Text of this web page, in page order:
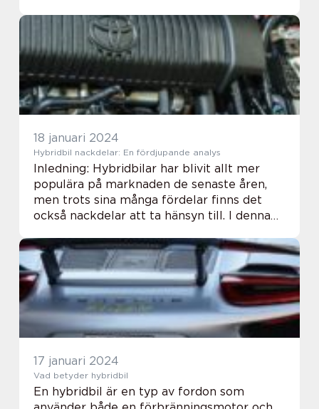
driver en elmotor. Detta kombinerade
drivsystem ger föraren möjl...
18 januari 2024
Hybridbil nackdelar: En fördjupande analys
Inledning: Hybridbilar har blivit allt mer
populära på marknaden de senaste åren,
men trots sina många fördelar finns det
också nackdelar att ta hänsyn till. I denna
översikt över hybridbil nackdelar, diskutera
ol...
17 januari 2024
Vad betyder hybridbil
En hybridbil är en typ av fordon som